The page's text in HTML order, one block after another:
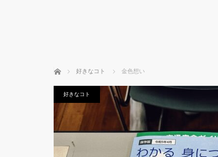
ホーム 好きなコト 金色想い
好きなコト